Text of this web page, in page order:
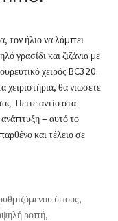
τον ήλιο να λάμπει
γρασίδι και ζιζάνια με
χειρός BC320.
χειριστήρια, θα νιώσετε
Πείτε αντίο στα
– αυτό το
και τέλειο σε
ύψους,
ροπή,